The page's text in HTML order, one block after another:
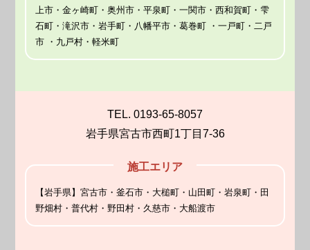
上市・金ヶ崎町・奥州市・平泉町・一関市・西和賀町・雫
石町・滝沢市・岩手町・八幡平市・葛巻町 ・一戸町・二戸
市 ・九戸村・軽米町
TEL. 0193-65-8057
岩手県宮古市西町1丁目7-36
施工エリア
【岩手県】宮古市・釜石市・大槌町・山田町・岩泉町・田
野畑村・普代村・野田村・久慈市・大船渡市